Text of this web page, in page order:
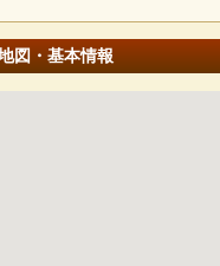
図・基本情報